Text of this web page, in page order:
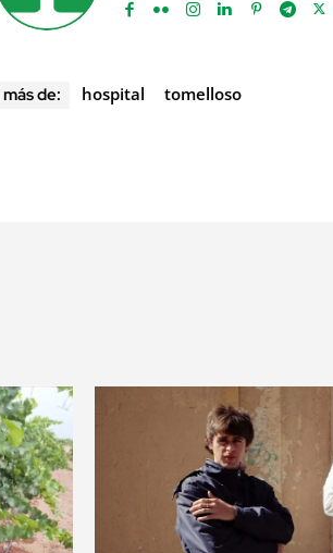
más de: hospital tomelloso